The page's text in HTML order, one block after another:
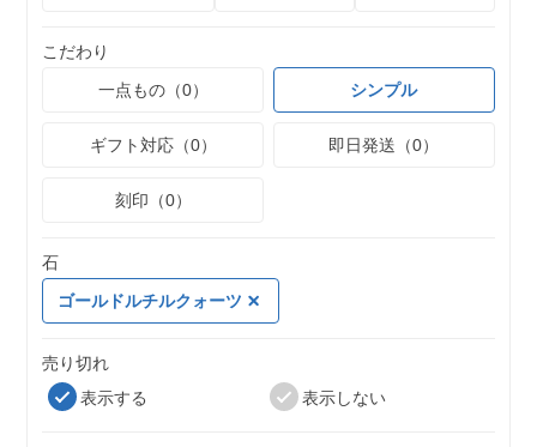
こだわり
一点もの（0）
シンプル
ギフト対応（0） 即日発送（0）
刻印（0）
石
ゴールドルチルクォーツ
売り切れ
表示する
表示しない